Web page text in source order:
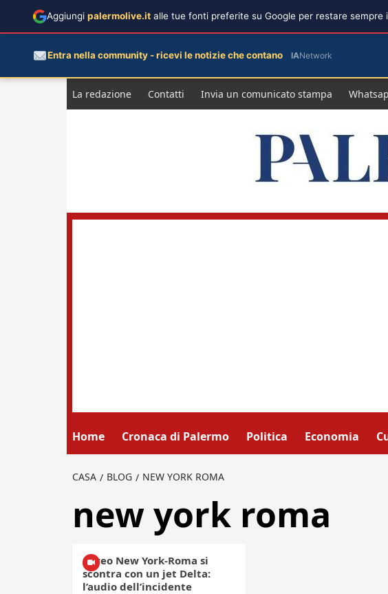
La redazione Contatti Invia un comunicato stampa
Home Cronaca di Palermo Politica Economia
CASA BLOG NEW YORK ROMA
new york roma
Aereo New York-Roma si
scontra con un jet Delta:
l’audio dell’incidente
Aggiungi palermolive.it alle tue fonti preferite su Google per restare sempre
Entra nella community - ricevi le notizie che contano IANetwork